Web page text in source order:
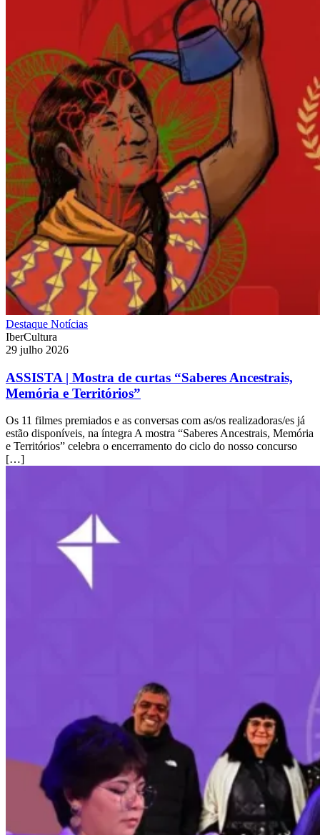
Destaque Notícias
IberCultura
29 julho 2026
ASSISTA | Mostra de curtas “Saberes Ancestrais,
Memória e Territórios”
Os 11 filmes premiados e as conversas com as/os realizadoras/es já
estão disponíveis, na íntegra A mostra “Saberes Ancestrais, Memória
e Territórios” celebra o encerramento do ciclo do nosso concurso
[…]